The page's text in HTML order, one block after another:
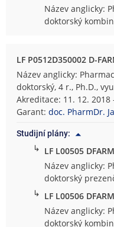
Název anglicky:
doktorský
LF P0512D350002 D-
Název anglicky:
doktorský, 4 r., Ph.D.,
Akreditace: 11. 12. 2018
Garant:doc. PharmDr.
Studijní plány:
↳ LF L00505
Název anglicky:
doktorský
↳ LF L00506
Název anglicky:
doktorský